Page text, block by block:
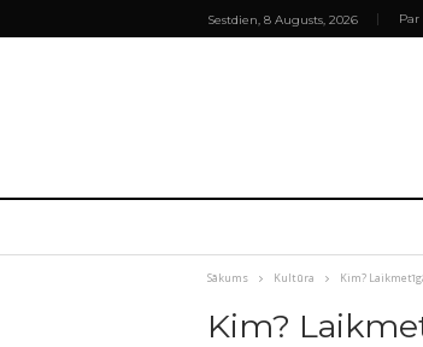
Sestdien, 8 Augusts, 2026 Par
Sākums Kultūra Kim?
Kim?